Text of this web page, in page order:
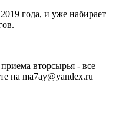
года, и уже набирает
вторсырья - все
на ma7ay@yandex.ru